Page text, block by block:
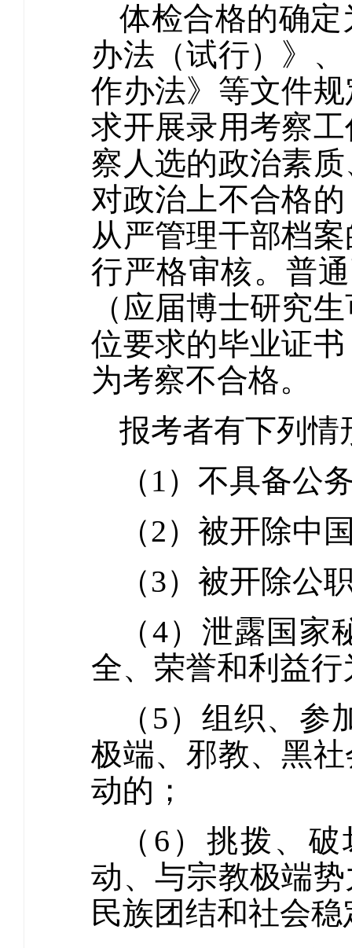
体检合格的确
办法（试行）》
作办法》等文件
求开展录用考察
察人选的政治素
对政治上不合格
从严管理干部档
行严格审核。普
（应届博士研究
位要求的毕业证
为考察不合格。
报考者有下列情
（1）不具备公
（2）被开除中
（3）被开除公
（4）泄露国
全、荣誉和利益行
（5）组织、
极端、邪教、黑
动的；
（6）挑拨、
动、与宗教极端
民族团结和社会